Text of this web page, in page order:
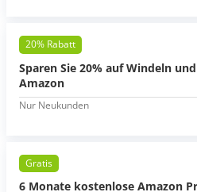
20% Rabatt
Sparen Sie 20% auf Windeln
Amazon
Nur Neukunden
Gratis
6 Monate kostenlose Amazon